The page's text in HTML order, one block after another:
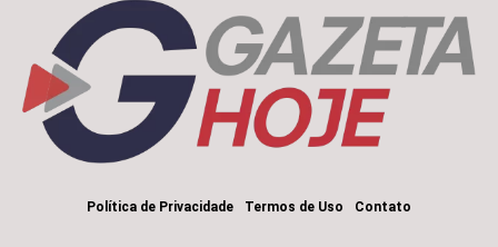
Política de Privacidade Termos de Uso Contato